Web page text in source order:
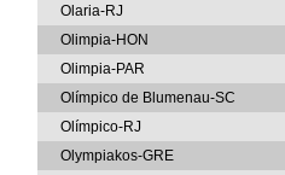
Olaria-RJ
Olimpia-HON
Olimpia-PAR
Olímpico de Blumenau-SC
Olímpico-RJ
Olympiakos-GRE